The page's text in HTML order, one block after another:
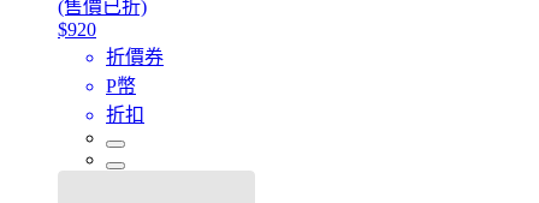
(售價已折)
$920
折價券
P幣
折扣